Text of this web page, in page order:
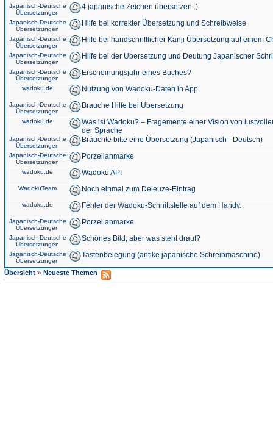
Japanisch-Deutsche
Übersetzungen
4 japanische Zeichen übersetzen :)
Japanisch-Deutsche
Übersetzungen
Hilfe bei korrekter Übersetzung und Schreibweise
Japanisch-Deutsche
Übersetzungen
Hilfe bei handschriftlicher Kanji Übersetzung auf einem
Japanisch-Deutsche
Übersetzungen
Hilfe bei der Übersetzung und Deutung Japanischer
Japanisch-Deutsche
Übersetzungen
Erscheinungsjahr eines Buches?
wadoku.de Nutzung von Wadoku-Daten in App
Japanisch-Deutsche
Übersetzungen
Brauche Hilfe bei Übersetzung
wadoku.de
Was ist Wadoku? – Fragemente einer Vision von
der Sprache
Japanisch-Deutsche
Übersetzungen
Bräuchte bitte eine Übersetzung (Japanisch - Deutsch)
Japanisch-Deutsche
Übersetzungen
Porzellanmarke
wadoku.de Wadoku API
WadokuTeam Noch einmal zum Deleuze-Eintrag
wadoku.de Fehler der Wadoku-Schnittstelle auf dem Handy.
Japanisch-Deutsche
Übersetzungen
Porzellanmarke
Japanisch-Deutsche
Übersetzungen
Schönes Bild, aber was steht drauf?
Japanisch-Deutsche
Übersetzungen
Tastenbelegung (antike japanische Schreibmaschine)
Übersicht » Neueste Themen